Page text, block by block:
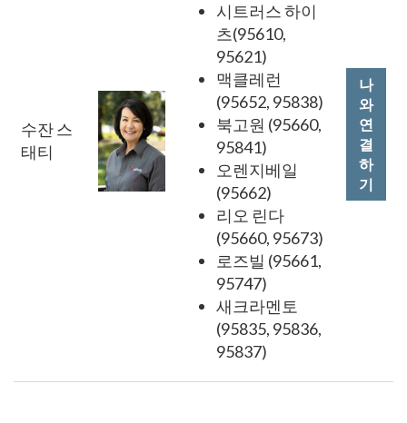
수잔 스
태티
시트러스 하이
츠(95610,
95621)
맥클레런
(95652, 95838)
북고원 (95660,
95841)
오렌지베일
(95662)
리오 린다
(95660, 95673)
로즈빌 (95661,
95747)
새크라멘토
(95835, 95836,
95837)
나
와
연
결
하
기